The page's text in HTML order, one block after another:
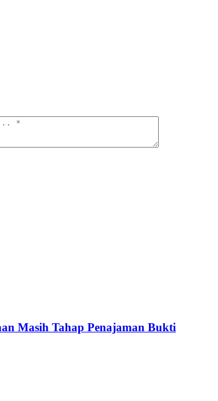
Masih Tahap Penajaman Bukti